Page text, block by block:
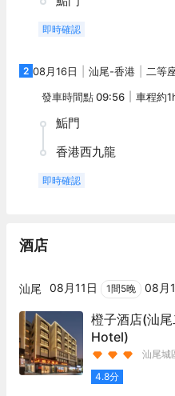
即時確認
2 08月16日 汕尾-香港 二等
發車時間點09:56 車程約
鮜門
香港西九龍
即時確認
酒店
汕尾 08月11日 1間5晚 08月
橙子酒店(汕
Hotel)
汕尾城
4.8分